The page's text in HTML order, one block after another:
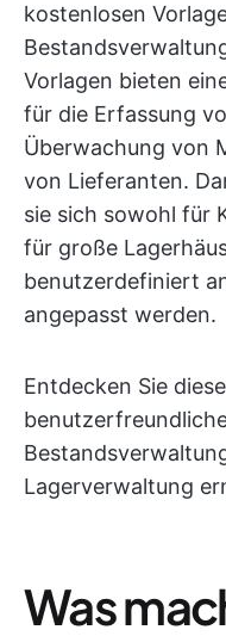
kostenlosen
Vorlagen bieten
für die Erfassung
Überwachung von
von Lieferanten.
sie sich sowohl für
für große
benutzerdefiniert
angepasst werden.
Entdecken Sie
Lagerverwaltung
Was